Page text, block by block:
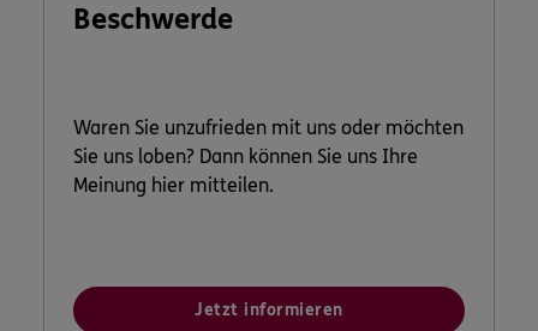
Beschwerde
Waren Sie unzufrieden mit uns oder möchten
Sie uns loben? Dann können Sie uns Ihre
Meinung hier mitteilen.
Jetzt informieren